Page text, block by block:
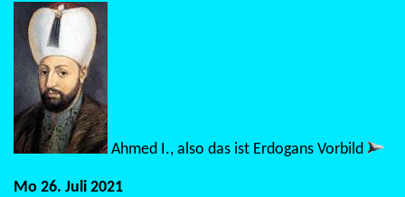
Ahmed I., also das ist Erdogans Vorbild
Mo 26. Juli 2021